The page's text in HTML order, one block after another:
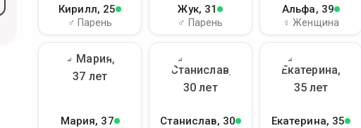
Кирилл, 25
♂ Парень
Жук, 31
♂ Парень
Альфа, 39
♀ Женщина
Мария, 37 Станислав, 30 Екатерина, 35